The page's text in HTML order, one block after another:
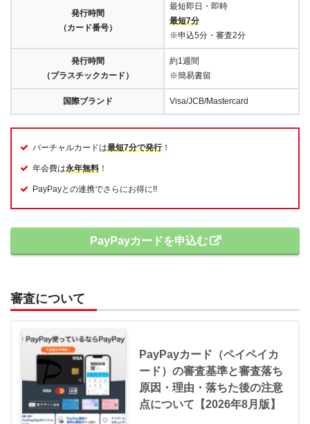
発行時間
（カード番号）
最短即日・即時
最短7分
※申込5分・審査2分
発行時間
（プラスチックカード）
約1週間
※簡易書留
国際ブランド Visa/JCB/Mastercard
バーチャルカードは最短7分で発行！
年会費は永年無料 ！
PayPayとの連携でさらにお得に!!
PayPayカードを申込む
審査について
PayPayカード（ペイペイカ
ード）の審査基準と審査落ち
原因・理由・落ちた後の注意
点について【2026年8月版】